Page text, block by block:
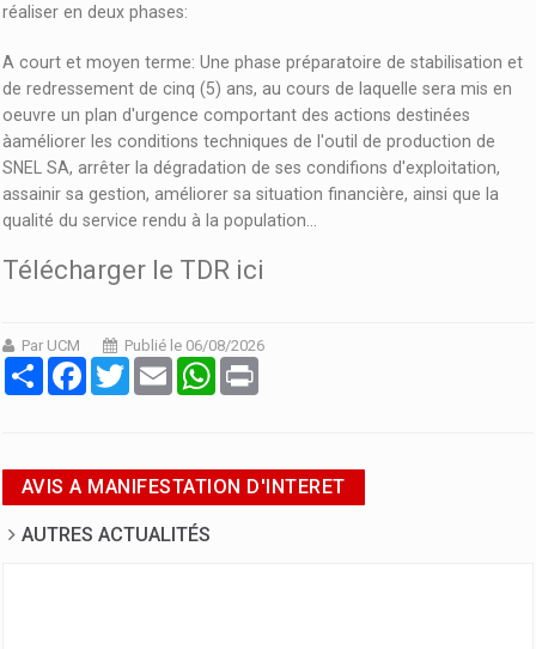
réaliser en deux phases:
A court et moyen terme: Une phase préparatoire de stabilisation et
de redressement de cinq (5) ans, au cours de laquelle sera mis en
oeuvre un plan d'urgence comportant des actions destinées
àaméliorer les conditions techniques de l'outil de production de
SNEL SA, arrêter la dégradation de ses condifions d'exploitation,
assainir sa gestion, améliorer sa situation financière, ainsi que la
qualité du service rendu à la population...
Télécharger le TDR ici
Par UCM
Publié le 06/08/2026
PartagerFacebook
Twitter Email WhatsApp
AVIS A MANIFESTATION D'INTERET
AUTRES ACTUALITÉS